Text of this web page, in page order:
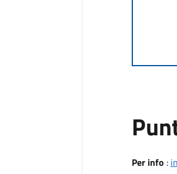
Per info :